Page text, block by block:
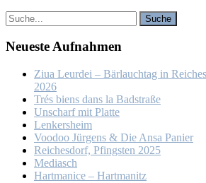
Neu­es­te Auf­nah­men
Ziua Leur­dei – Bär­lauch­tag in
2026
Trés biens dans la Bad­stra­ße
Un­scharf mit Plat­te
Len­kers­heim
Voo­doo Jür­gens & Die An­sa Pa­nier
Rei­ches­dorf, Pfings­ten 2025
Me­dia­sch
Hart­ma­nice – Hart­ma­nitz